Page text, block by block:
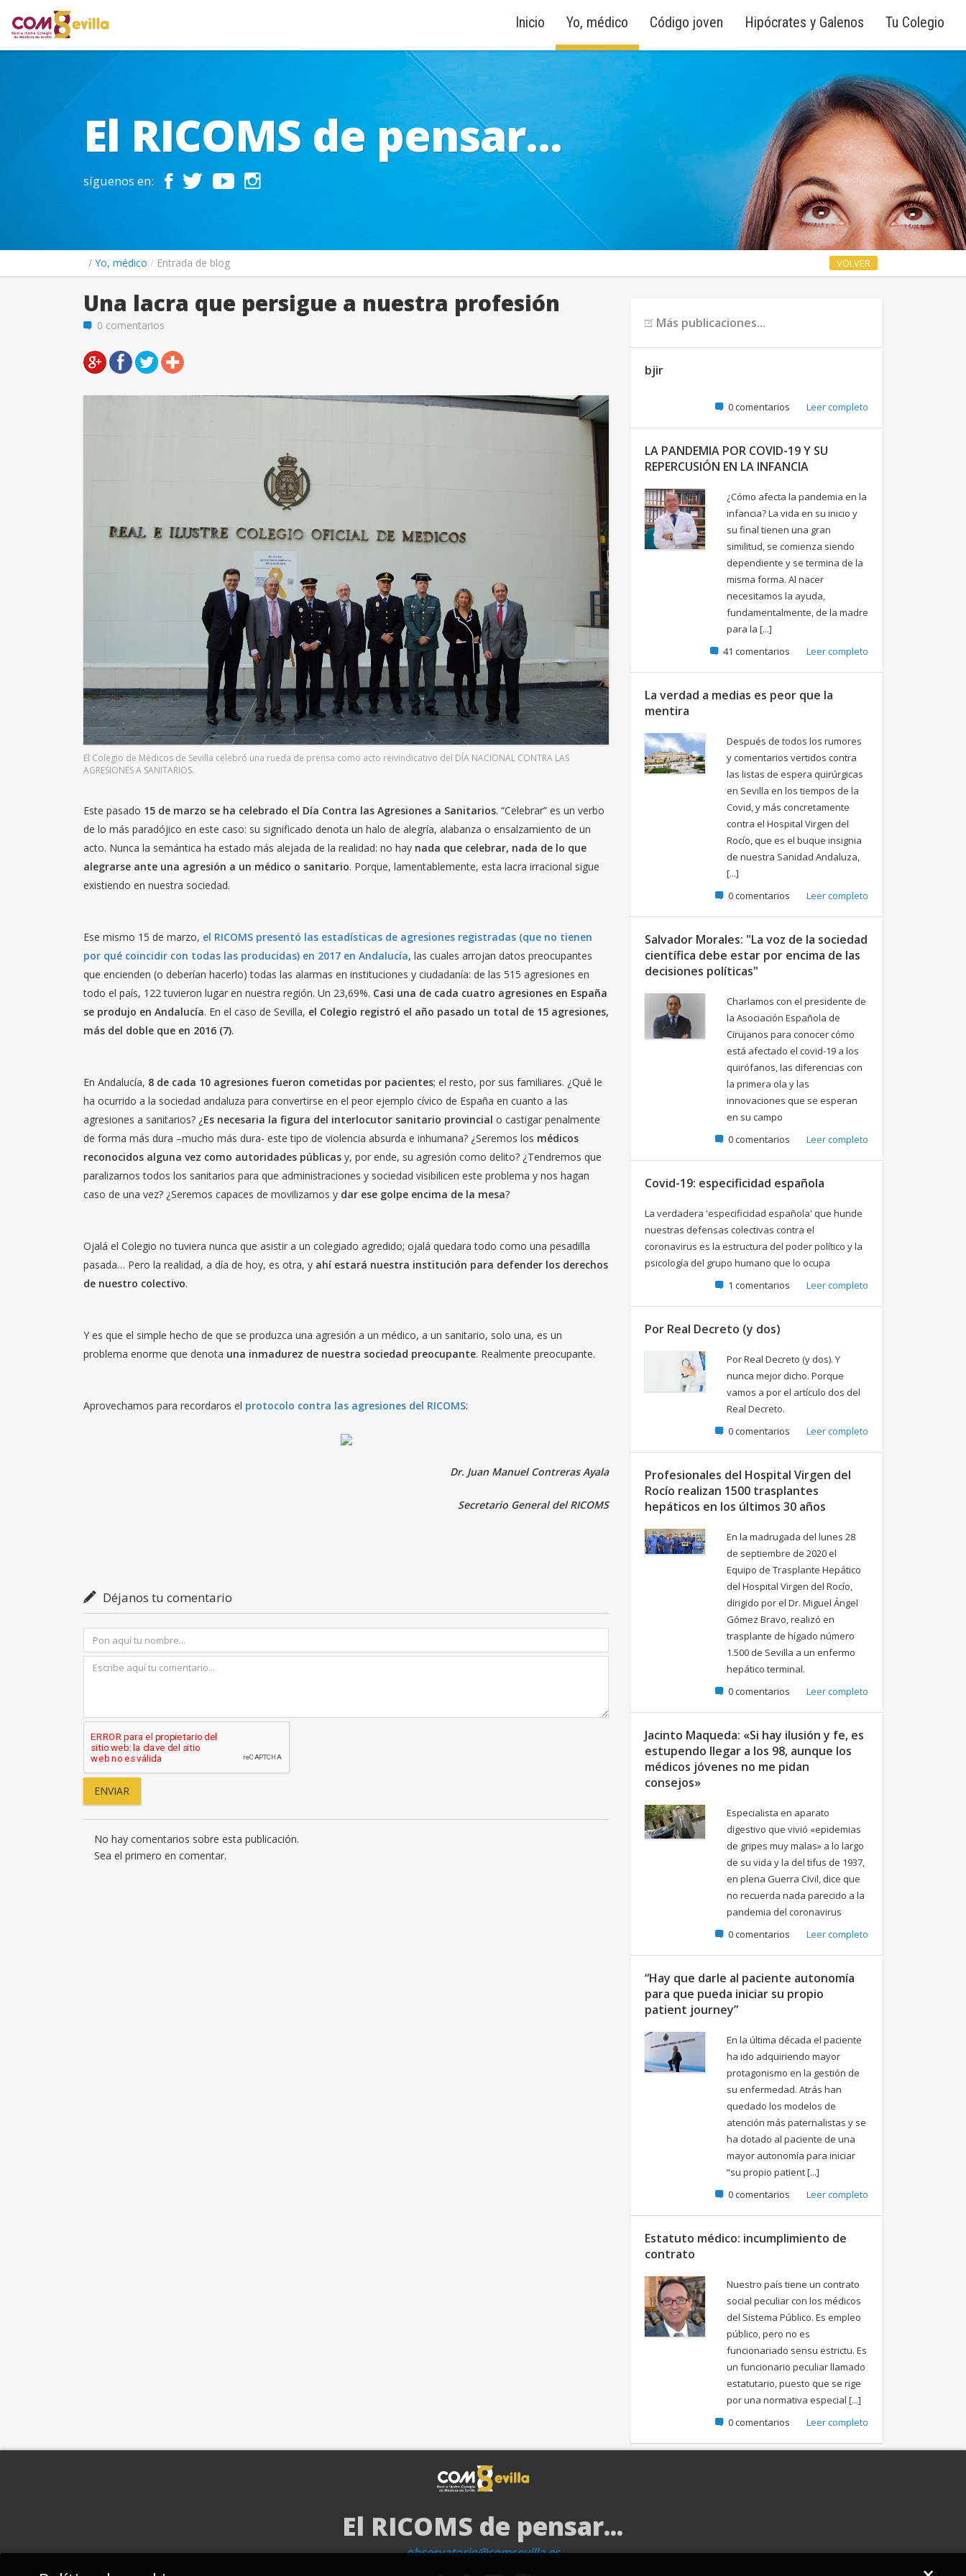
Inicio Yo, médico Código joven Hipócrates y Galenos Tu Colegio
El RICOMS de pensar...
síguenos en:
Yo, médico Entrada de blog VOLVER
Una lacra que persigue a nuestra profesión
0 comentarios
El Colegio de Médicos de Sevilla celebró una rueda de prensa como acto reivindicativo del DÍA NACIONAL CONTRA LAS
AGRESIONES A SANITARIOS.
Este pasado 15 de marzo se ha celebrado el Día Contra las Agresiones a Sanitarios. “Celebrar” es un verbo
de lo más paradójico en este caso: su significado denota un halo de alegría, alabanza o ensalzamiento de un
acto. Nunca la semántica ha estado más alejada de la realidad: no hay nada que celebrar, nada de lo que
alegrarse ante una agresión a un médico o sanitario. Porque, lamentablemente, esta lacra irracional sigue
existiendo en nuestra sociedad.
Ese mismo 15 de marzo, el RICOMS presentó las estadísticas de agresiones registradas (que no tienen
por qué coincidir con todas las producidas) en 2017 en Andalucía, las cuales arrojan datos preocupantes
que encienden (o deberían hacerlo) todas las alarmas en instituciones y ciudadanía: de las 515 agresiones en
todo el país, 122 tuvieron lugar en nuestra región. Un 23,69%. Casi una de cada cuatro agresiones en España
se produjo en Andalucía. En el caso de Sevilla, el Colegio registró el año pasado un total de 15 agresiones,
más del doble que en 2016 (7).
En Andalucía, 8 de cada 10 agresiones fueron cometidas por pacientes; el resto, por sus familiares. ¿Qué le
ha ocurrido a la sociedad andaluza para convertirse en el peor ejemplo cívico de España en cuanto a las
agresiones a sanitarios? ¿Es necesaria la figura del interlocutor sanitario provincial o castigar penalmente
de forma más dura –mucho más dura- este tipo de violencia absurda e inhumana? ¿Seremos los médicos
reconocidos alguna vez como autoridades públicasy, por ende, su agresión como delito? ¿Tendremos que
paralizarnos todos los sanitarios para que administraciones y sociedad visibilicen este problema y nos hagan
caso de una vez? ¿Seremos capaces de movilizarnos y dar ese golpe encima de la mesa?
Ojalá el Colegio no tuviera nunca que asistir a un colegiado agredido; ojalá quedara todo como una pesadilla
pasada… Pero la realidad, a día de hoy, es otra, y ahí estará nuestra institución para defender los derechos
de nuestro colectivo.
Y es que el simple hecho de que se produzca una agresión a un médico, a un sanitario, solo una, es un
problema enorme que denota una inmadurez de nuestra sociedad preocupante. Realmente preocupante.
Aprovechamos para recordaros el protocolo contra las agresiones del RICOMS:
Dr. Juan Manuel Contreras Ayala
Secretario General del RICOMS
Déjanos tu comentario
No hay comentarios sobre esta publicación.
Sea el primero en comentar.
Más publicaciones...
bjir
0 comentarios Leer completo
LA PANDEMIA POR COVID-19 Y SU
REPERCUSIÓN EN LA INFANCIA
¿Cómo afecta la pandemia en la
infancia? La vida en su inicio y
su final tienen una gran
similitud, se comienza siendo
dependiente y se termina de la
misma forma. Al nacer
necesitamos la ayuda,
fundamentalmente, de la madre
para la [...]
41 comentarios
Leer completo
La verdad a medias es peor que la
mentira
Después de todos los rumores
y comentarios vertidos contra
las listas de espera quirúrgicas
en Sevilla en los tiempos de la
Covid, y más concretamente
contra el Hospital Virgen del
Rocío, que es el buque insignia
de nuestra Sanidad Andaluza,
[...]
0 comentarios
Leer completo
Salvador Morales: "La voz de la sociedad
científica debe estar por encima de las
decisiones políticas"
Charlamos con el presidente de
la Asociación Española de
Cirujanos para conocer cómo
está afectado el covid-19 a los
quirófanos, las diferencias con
la primera ola y las
innovaciones que se esperan
en su campo
0 comentarios
Leer completo
Covid-19: especificidad española
La verdadera 'especificidad española' que hunde
nuestras defensas colectivas contra el
coronavirus es la estructura del poder político y la
psicología del grupo humano que lo ocupa
1 comentarios
Leer completo
Por Real Decreto (y dos)
Por Real Decreto (y dos). Y
nunca mejor dicho. Porque
vamos a por el artículo dos del
Real Decreto.
0 comentarios
Leer completo
Profesionales del Hospital Virgen del
Rocío realizan 1500 trasplantes
hepáticos en los últimos 30 años
En la madrugada del lunes 28
de septiembre de 2020 el
Equipo de Trasplante Hepático
del Hospital Virgen del Rocío,
dirigido por el Dr. Miguel Ángel
Gómez Bravo, realizó en
trasplante de hígado número
1.500 de Sevilla a un enfermo
hepático terminal.
0 comentarios
Leer completo
Jacinto Maqueda: «Si hay ilusión y fe, es
estupendo llegar a los 98, aunque los
médicos jóvenes no me pidan
consejos»
Especialista en aparato
digestivo que vivió «epidemias
de gripes muy malas» a lo largo
de su vida y la del tifus de 1937,
en plena Guerra Civil, dice que
no recuerda nada parecido a la
pandemia del coronavirus
0 comentarios
Leer completo
“Hay que darle al paciente autonomía
para que pueda iniciar su propio
patient journey”
En la última década el paciente
ha ido adquiriendo mayor
protagonismo en la gestión de
su enfermedad. Atrás han
quedado los modelos de
atención más paternalistas y se
ha dotado al paciente de una
mayor autonomía para iniciar
“su propio patient [...]
0 comentarios
Leer completo
Estatuto médico: incumplimiento de
contrato
Nuestro país tiene un contrato
social peculiar con los médicos
del Sistema Público. Es empleo
público, pero no es
funcionariado sensu estrictu. Es
un funcionario peculiar llamado
estatutario, puesto que se rige
por una normativa especial [...]
0 comentarios
Leer completo
El RICOMS de pensar...
observatorio@comsevilla.es